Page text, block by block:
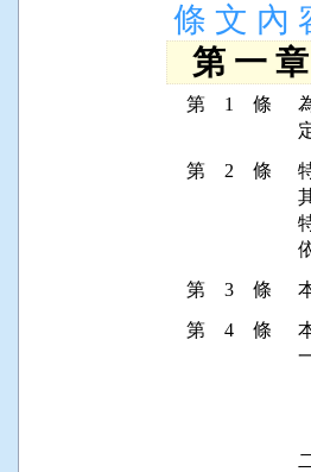
條 文 內
第 一 章
第 1 條
第 2 條
第 3 條
第 4 條